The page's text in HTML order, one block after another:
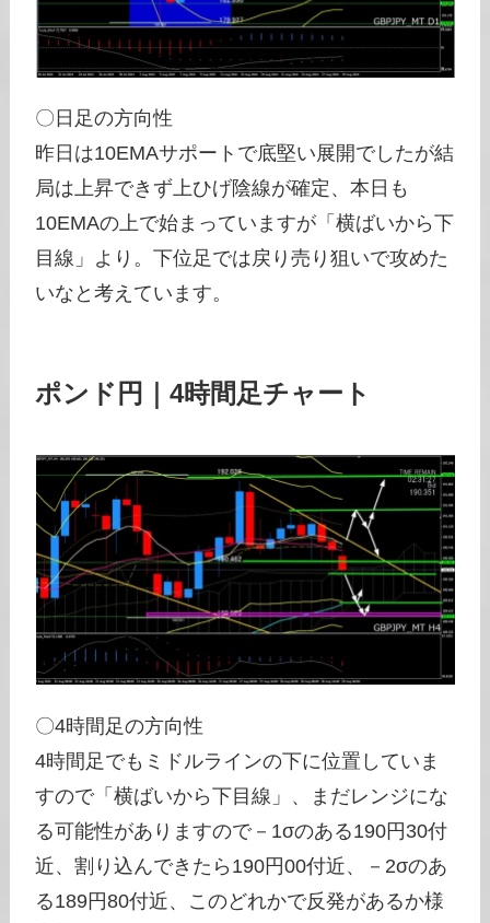
〇日足の方向性
昨日は10EMAサポートで底堅い展開でしたが結
局は上昇できず上ひげ陰線が確定、本日も
10EMAの上で始まっていますが「横ばいから下
目線」より。下位足では戻り売り狙いで攻めた
いなと考えています。
ポンド円｜4時間足チャート
〇4時間足の方向性
4時間足でもミドルラインの下に位置していま
すので「横ばいから下目線」、まだレンジにな
る可能性がありますので－1σのある190円30付
近、割り込んできたら190円00付近、－2σのあ
る189円80付近、このどれかで反発があるか様